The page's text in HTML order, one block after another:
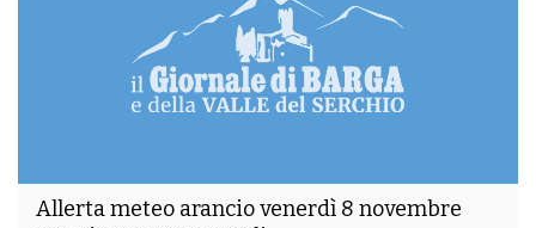
Allerta meteo arancio venerdì 8 novembre